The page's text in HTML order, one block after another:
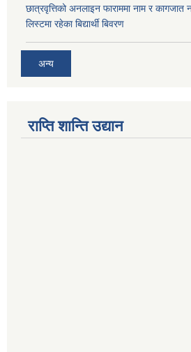
छात्रवृत्तिको अनलाइन फाराममा नाम र
लिस्टमा रहेका बिद्यार्थी बिवरण
अन्य
राप्ति शान्ति उद्यान